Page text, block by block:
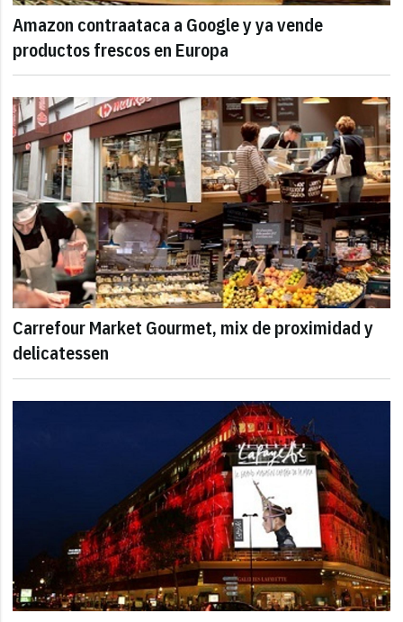
Amazon contraataca a Google y ya vende
productos frescos en Europa
Carrefour Market Gourmet, mix de proximidad y
delicatessen